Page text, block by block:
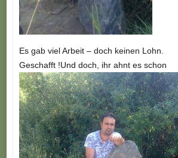
Es gab viel Arbeit – doch keinen Lohn.
Geschafft !Und doch, ihr